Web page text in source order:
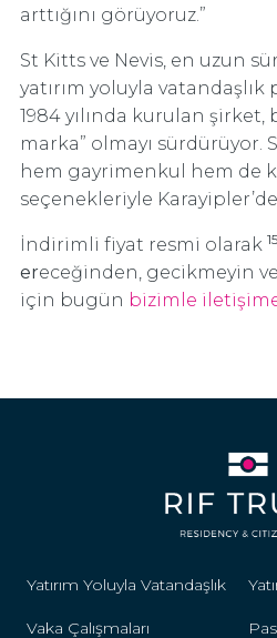
arttığını görüyoruz.”
St Kitts ve Nevis, en uzun
yatırım yoluyla vatandaşlık
1984 yılında kurulan şirket,
marka” olmayı sürdürüyor.
hem gayrimenkul hem de
seçenekleriyle
İndirimli fiyat resmi olarak 15
ereceğinden, gecikmeyin
için bugün bizimle
Yatırım Yoluyla Vatandaşlık
Vaka Çalışmaları